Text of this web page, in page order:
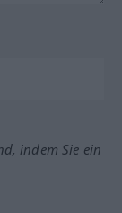
indem Sie ein